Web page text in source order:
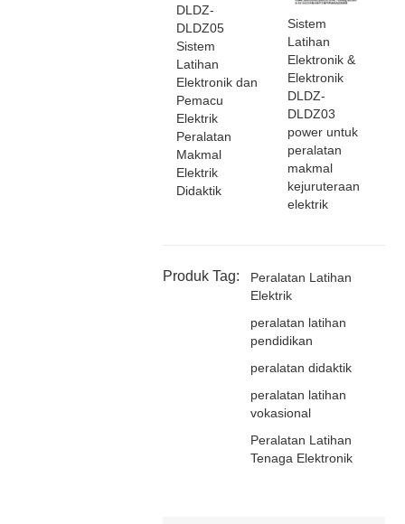
DLDZ-
DLDZ05
Sistem
Latihan
Elektronik dan
Pemacu
Elektrik
Peralatan
Makmal
Elektrik
Didaktik
Sistem
Latihan
Elektronik &
Elektronik
DLDZ-
DLDZ03
power untuk
peralatan
makmal
kejuruteraan
elektrik
Produk Tag:
Peralatan Latihan
Elektrik
peralatan latihan
pendidikan
peralatan didaktik
peralatan latihan
vokasional
Peralatan Latihan
Tenaga Elektronik